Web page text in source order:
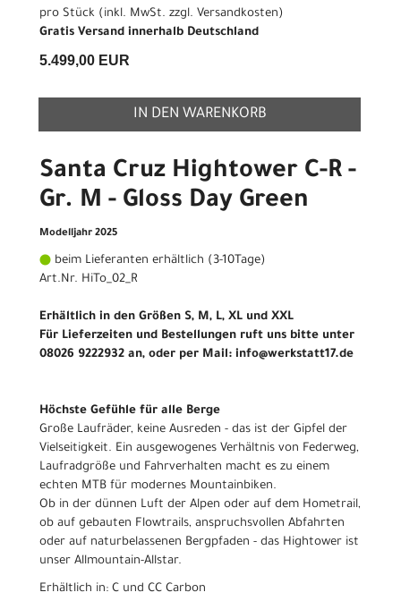
pro Stück (inkl. MwSt. zzgl. Versandkosten)
Gratis Versand innerhalb Deutschland
5.499,00 EUR
IN DEN WARENKORB
Santa Cruz Hightower C-R -
Gr. M - Gloss Day Green
Modelljahr 2025
beim Lieferanten erhältlich (3-10Tage)
Art.Nr. HiTo_02_R
Erhältlich in den Größen S, M, L, XL und XXL
Für Lieferzeiten und Bestellungen ruft uns bitte unter
08026 9222932 an, oder per Mail: info@werkstatt17.de
Höchste Gefühle für alle Berge
Große Laufräder, keine Ausreden - das ist der Gipfel der
Vielseitigkeit. Ein ausgewogenes Verhältnis von Federweg,
Laufradgröße und Fahrverhalten macht es zu einem
echten MTB für modernes Mountainbiken.
Ob in der dünnen Luft der Alpen oder auf dem Hometrail,
ob auf gebauten Flowtrails, anspruchsvollen Abfahrten
oder auf naturbelassenen Bergpfaden - das Hightower ist
unser Allmountain-Allstar.
Erhältlich in: C und CC Carbon